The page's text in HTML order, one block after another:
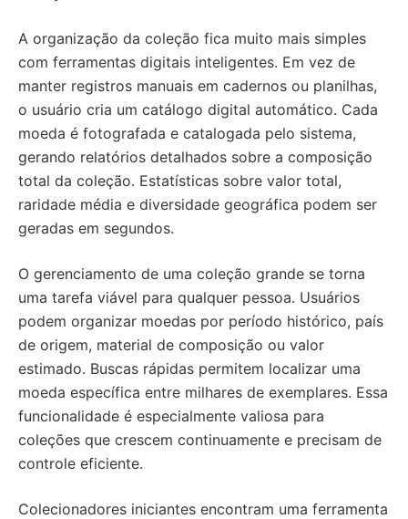
A organização da coleção fica muito mais simples
com ferramentas digitais inteligentes. Em vez de
manter registros manuais em cadernos ou planilhas,
o usuário cria um catálogo digital automático. Cada
moeda é fotografada e catalogada pelo sistema,
gerando relatórios detalhados sobre a composição
total da coleção. Estatísticas sobre valor total,
raridade média e diversidade geográfica podem ser
geradas em segundos.
O gerenciamento de uma coleção grande se torna
uma tarefa viável para qualquer pessoa. Usuários
podem organizar moedas por período histórico, país
de origem, material de composição ou valor
estimado. Buscas rápidas permitem localizar uma
moeda específica entre milhares de exemplares. Essa
funcionalidade é especialmente valiosa para
coleções que crescem continuamente e precisam de
controle eficiente.
Colecionadores iniciantes encontram uma ferramenta